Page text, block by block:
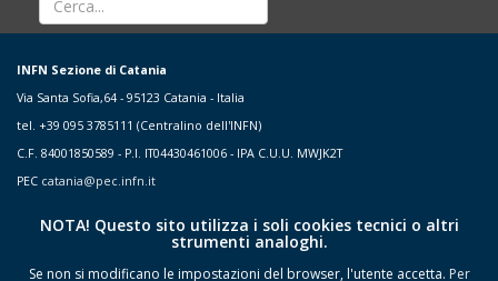
INFN Sezione di Catania
Via Santa Sofia,64 - 95123 Catania - Italia
tel. +39 095 3785111 (Centralino dell'INFN)
C.F. 84001850589 - P.I. IT04430461006 - IPA C.U.U. MWJK2T
PEC catania@pec.infn.it
NOTA! Questo sito utilizza i soli cookies tecnici o altri
strumenti analoghi.
Se non si modificano le impostazioni del browser, l'utente accetta. Per